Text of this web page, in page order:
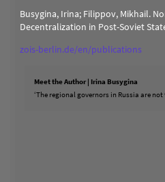
Busygina, Irina; Filippov, Mikhail.
Decentralization in Post-Soviet
zois-berlin.de/en/publications
Meet the Author | Irina Busygina
‘The regional governors in Russia are